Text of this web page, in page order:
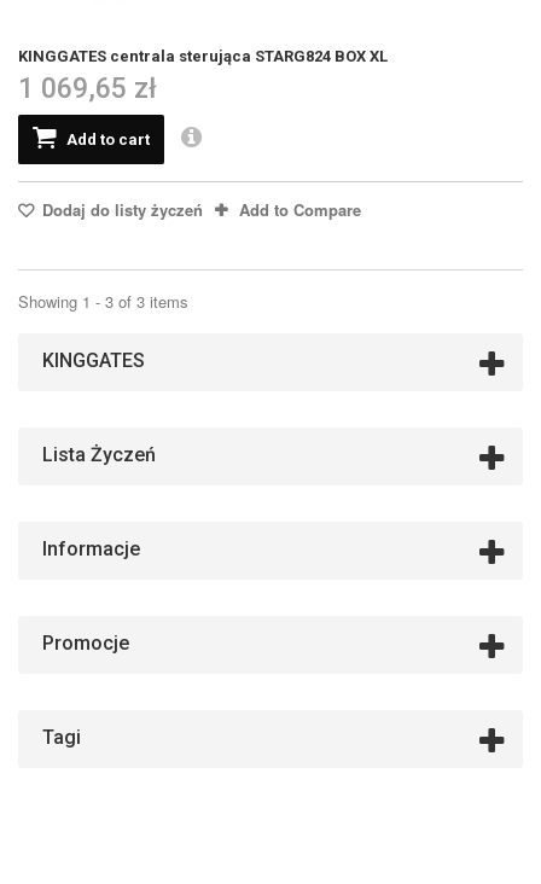
KINGGATES centrala sterująca STARG824 BOX XL
1 069,65 zł
Add to cart
Dodaj do listy życzeń Add to Compare
Showing 1 - 3 of 3 items
KINGGATES
Lista Życzeń
Informacje
Promocje
Tagi